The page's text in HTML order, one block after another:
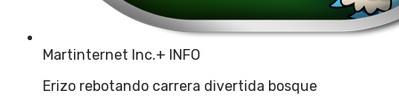
Martinternet Inc.+ INFO
Erizo rebotando carrera divertida bosque